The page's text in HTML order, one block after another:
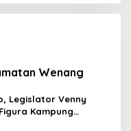
Wenang
Legislator Venny
Kampung